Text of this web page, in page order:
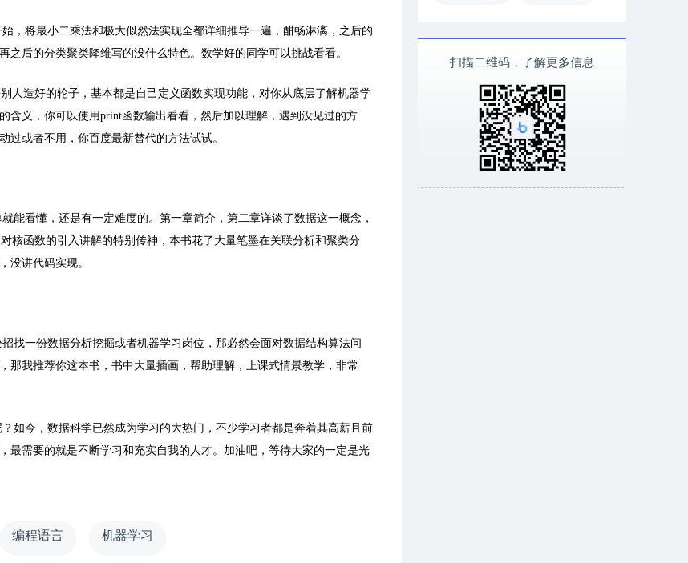
，将最小二乘法和极大似然法实现全都详细推导一遍，酣畅淋漓，之后的
后的分类聚类降维写的没什么特色。数学好的同学可以挑战看看。
人造好的轮子，基本都是自己定义函数实现功能，对你从底层了解机器学
含义，你可以使用print函数输出看看，然后加以理解，遇到没见过的方
或者不用，你百度最新替代的方法试试。
能看懂，还是有一定难度的。第一章简介，第二章详谈了数据这一概念，
核函数的引入讲解的特别传神，本书花了大量笔墨在关联分析和聚类分
没讲代码实现。
找一份数据分析挖掘或者机器学习岗位，那必然会面对数据结构算法问
那我推荐你这本书，书中大量插画，帮助理解，上课式情景教学，非常
如今，数据科学已然成为学习的大热门，不少学习者都是奔着其高薪且前
最需要的就是不断学习和充实自我的人才。加油吧，等待大家的一定是光
编程语言 机器学习
扫描二维码，了解更多信息